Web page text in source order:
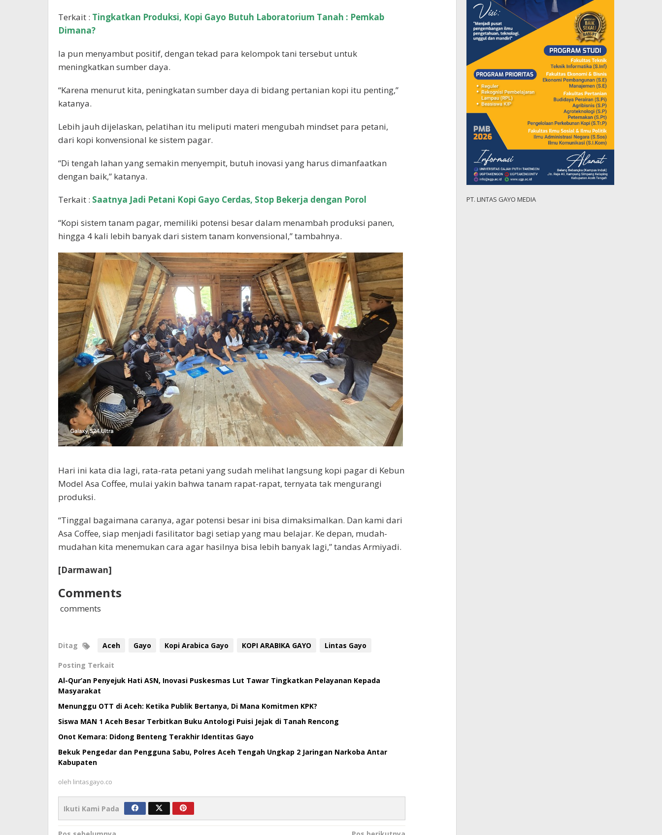
Terkait : Tingkatkan Produksi, Kopi Gayo Butuh Laboratorium Tanah : Pemkab
Dimana?
Ia pun menyambut positif, dengan tekad para kelompok tani tersebut untuk
meningkatkan sumber daya.
“Karena menurut kita, peningkatan sumber daya di bidang pertanian kopi itu penting,”
katanya.
Lebih jauh dijelaskan, pelatihan itu meliputi materi mengubah mindset para petani,
dari kopi konvensional ke sistem pagar.
“Di tengah lahan yang semakin menyempit, butuh inovasi yang harus dimanfaatkan
dengan baik,” katanya.
Terkait : Saatnya Jadi Petani Kopi Gayo Cerdas, Stop Bekerja dengan Porol
“Kopi sistem tanam pagar, memiliki potensi besar dalam menambah produksi panen,
hingga 4 kali lebih banyak dari sistem tanam konvensional,” tambahnya.
Hari ini kata dia lagi, rata-rata petani yang sudah melihat langsung kopi pagar di Kebun
Model Asa Coffee, mulai yakin bahwa tanam rapat-rapat, ternyata tak mengurangi
produksi.
“Tinggal bagaimana caranya, agar potensi besar ini bisa dimaksimalkan. Dan kami dari
Asa Coffee, siap menjadi fasilitator bagi setiap yang mau belajar. Ke depan, mudah-
mudahan kita menemukan cara agar hasilnya bisa lebih banyak lagi,” tandas Armiyadi.
[Darmawan]
Comments
comments
Ditag Aceh Gayo Kopi Arabica Gayo KOPI ARABIKA GAYO Lintas Gayo
Posting Terkait
Al-Qur’an Penyejuk Hati ASN, Inovasi Puskesmas Lut Tawar Tingkatkan Pelayanan Kepada
Masyarakat
Menunggu OTT di Aceh: Ketika Publik Bertanya, Di Mana Komitmen KPK?
Siswa MAN 1 Aceh Besar Terbitkan Buku Antologi Puisi Jejak di Tanah Rencong
Onot Kemara: Didong Benteng Terakhir Identitas Gayo
Bekuk Pengedar dan Pengguna Sabu, Polres Aceh Tengah Ungkap 2 Jaringan Narkoba Antar
Kabupaten
oleh lintasgayo.co
Ikuti Kami Pada
PT. LINTAS GAYO MEDIA